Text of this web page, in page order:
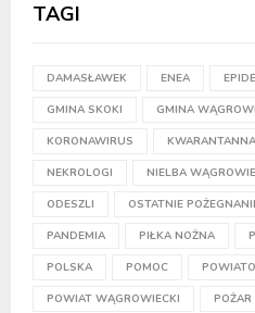
TAGI
DAMASŁAWEK ENEA
GMINA SKOKI GMINA
KORONAWIRUS KWARANTANNA
NEKROLOGI NIELBA
ODESZLI OSTATNIE
PANDEMIA PIŁKA NOŻNA
POLSKA POMOC
POWIAT WĄGROWIECKI POŻAR